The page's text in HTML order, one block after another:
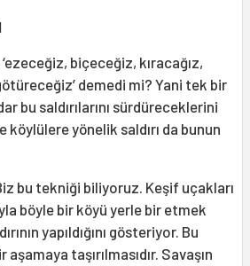
biçeceğiz, kıracağız,
demedi mi? Yani tek bir
bu saldırılarını sürdüreceklerini
köylülere yönelik saldırı da bunun
bu tekniği biliyoruz. Keşif uçakları
böyle bir köyü yerle bir etmek
yapıldığını gösteriyor. Bu
aşamaya taşırılmasıdır. Savaşın